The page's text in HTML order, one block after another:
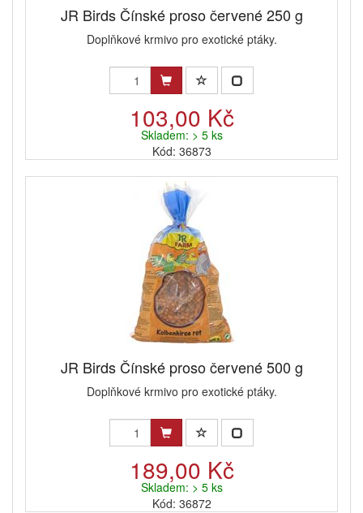
JR Birds Čínské proso červené 250 g
Doplňkové krmivo pro exotické ptáky.
103,00 Kč
Skladem: > 5 ks
Kód: 36873
JR Birds Čínské proso červené 500 g
Doplňkové krmivo pro exotické ptáky.
189,00 Kč
Skladem: > 5 ks
Kód: 36872